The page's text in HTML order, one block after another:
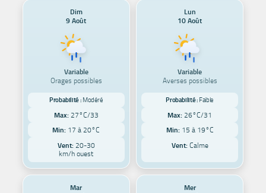
Dim
9 Août
Variable
Orages possibles
Probabilité : Modéré
Max: 27°C/33
Min: 17 à 20°C
Vent:20-30
km/h ouest
Lun
10 Août
Variable
Averses possibles
Probabilité : Faible
Max: 26°C/31
Min: 15 à 19°C
Vent:Calme
Mar
Mer